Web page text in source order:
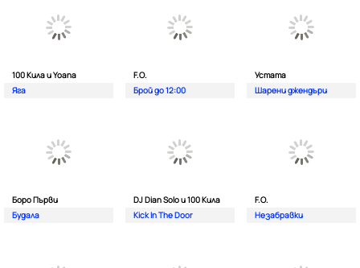
100 Кила и Yoana
Яга
F.O.
Брой до 12:00
Устата
Шарени джендъри
Боро Първи
Будала
DJ Dian Solo и 100 Кила
Kick In The Door
F.O.
Незабравки